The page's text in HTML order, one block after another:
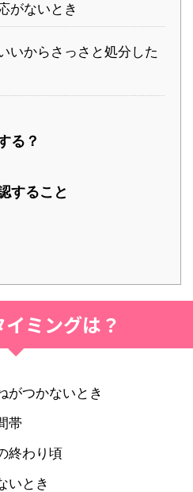
がないとき
いからさっさと処分した
る？
すること
ミングは？
がつかないとき
帯
終わり頃
いとき